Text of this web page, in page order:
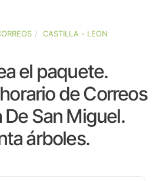
CASTILLA - LEON
el paquete.
de Correos
De San Miguel.
árboles.